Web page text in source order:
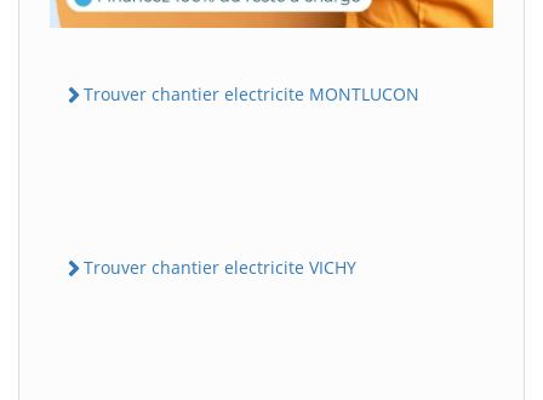
Trouver chantier electricite MONTLUCON
Trouver chantier electricite VICHY